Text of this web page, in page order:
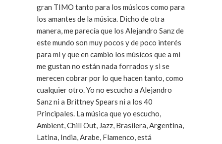
gran TIMO tanto para los músicos como para
los amantes de la música. Dicho de otra
manera, me parecía que los Alejandro Sanz de
este mundo son muy pocos y de poco interés
para mi y que en cambio los músicos que a mi
me gustan no están nada forrados y si se
merecen cobrar por lo que hacen tanto, como
cualquier otro. Yo no escucho a Alejandro
Sanz ni a Brittney Spears ni a los 40
Principales. La música que yo escucho,
Ambient, Chill Out, Jazz, Brasilera, Argentina,
Latina, India, Arabe, Flamenco, está